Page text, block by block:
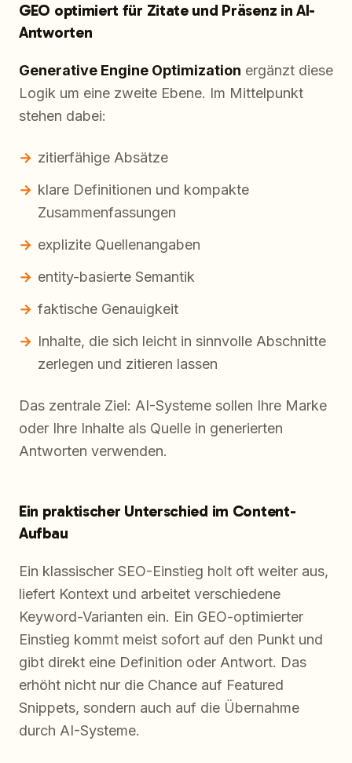
GEO optimiert für Zitate und Präsenz in AI-
Antworten
Generative Engine Optimization ergänzt diese
Logik um eine zweite Ebene. Im Mittelpunkt
stehen dabei:
zitierfähige Absätze
klare Definitionen und kompakte
Zusammenfassungen
explizite Quellenangaben
entity-basierte Semantik
faktische Genauigkeit
Inhalte, die sich leicht in sinnvolle Abschnitte
zerlegen und zitieren lassen
Das zentrale Ziel: AI-Systeme sollen Ihre Marke
oder Ihre Inhalte als Quelle in generierten
Antworten verwenden.
Ein praktischer Unterschied im Content-
Aufbau
Ein klassischer SEO-Einstieg holt oft weiter aus,
liefert Kontext und arbeitet verschiedene
Keyword-Varianten ein. Ein GEO-optimierter
Einstieg kommt meist sofort auf den Punkt und
gibt direkt eine Definition oder Antwort. Das
erhöht nicht nur die Chance auf Featured
Snippets, sondern auch auf die Übernahme
durch AI-Systeme.